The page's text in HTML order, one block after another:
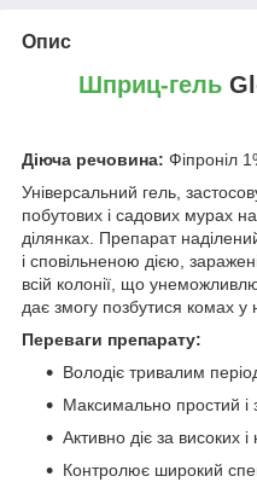
Опис
Шприц-гель
Діюча речовина: Фіпроніл
Універсальний гель,
побутових і садових мурах
ділянках. Препарат
і сповільненою дією,
всій колонії, що
дає змогу позбутися комах у
Переваги препарату:
Володіє тривалим
Максимально простий і
Активно діє за високих
Контролює широкий